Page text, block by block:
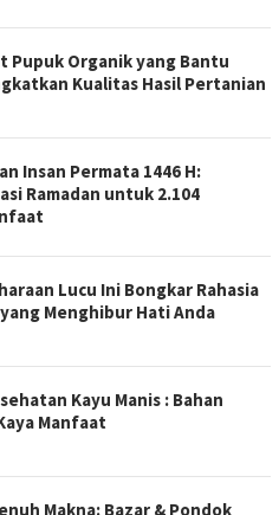
Pupuk Organik yang Bantu
Kualitas Hasil Pertanian
Insan Permata 1446 H:
Ramadan untuk 2.104
Lucu Ini Bongkar Rahasia
Menghibur Hati Anda
Kayu Manis : Bahan
Manfaat
Makna: Bazar & Pondok